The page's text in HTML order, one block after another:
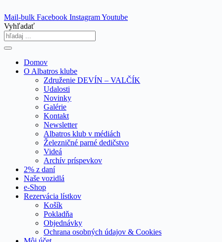
to
content
Mail-bulk Facebook InstagramYoutube
Vyhľadať
Domov
O Albatros klube
Združenie DEVÍN – VALČÍK
Udalosti
Novinky
Galérie
Kontakt
Newsletter
Albatros klub v médiách
Železničné parné dedičstvo
Videá
Archív príspevkov
2% z daní
Naše vozidlá
e-Shop
Rezervácia lístkov
Košík
Pokladňa
Objednávky
Ochrana osobných údajov & Cookies